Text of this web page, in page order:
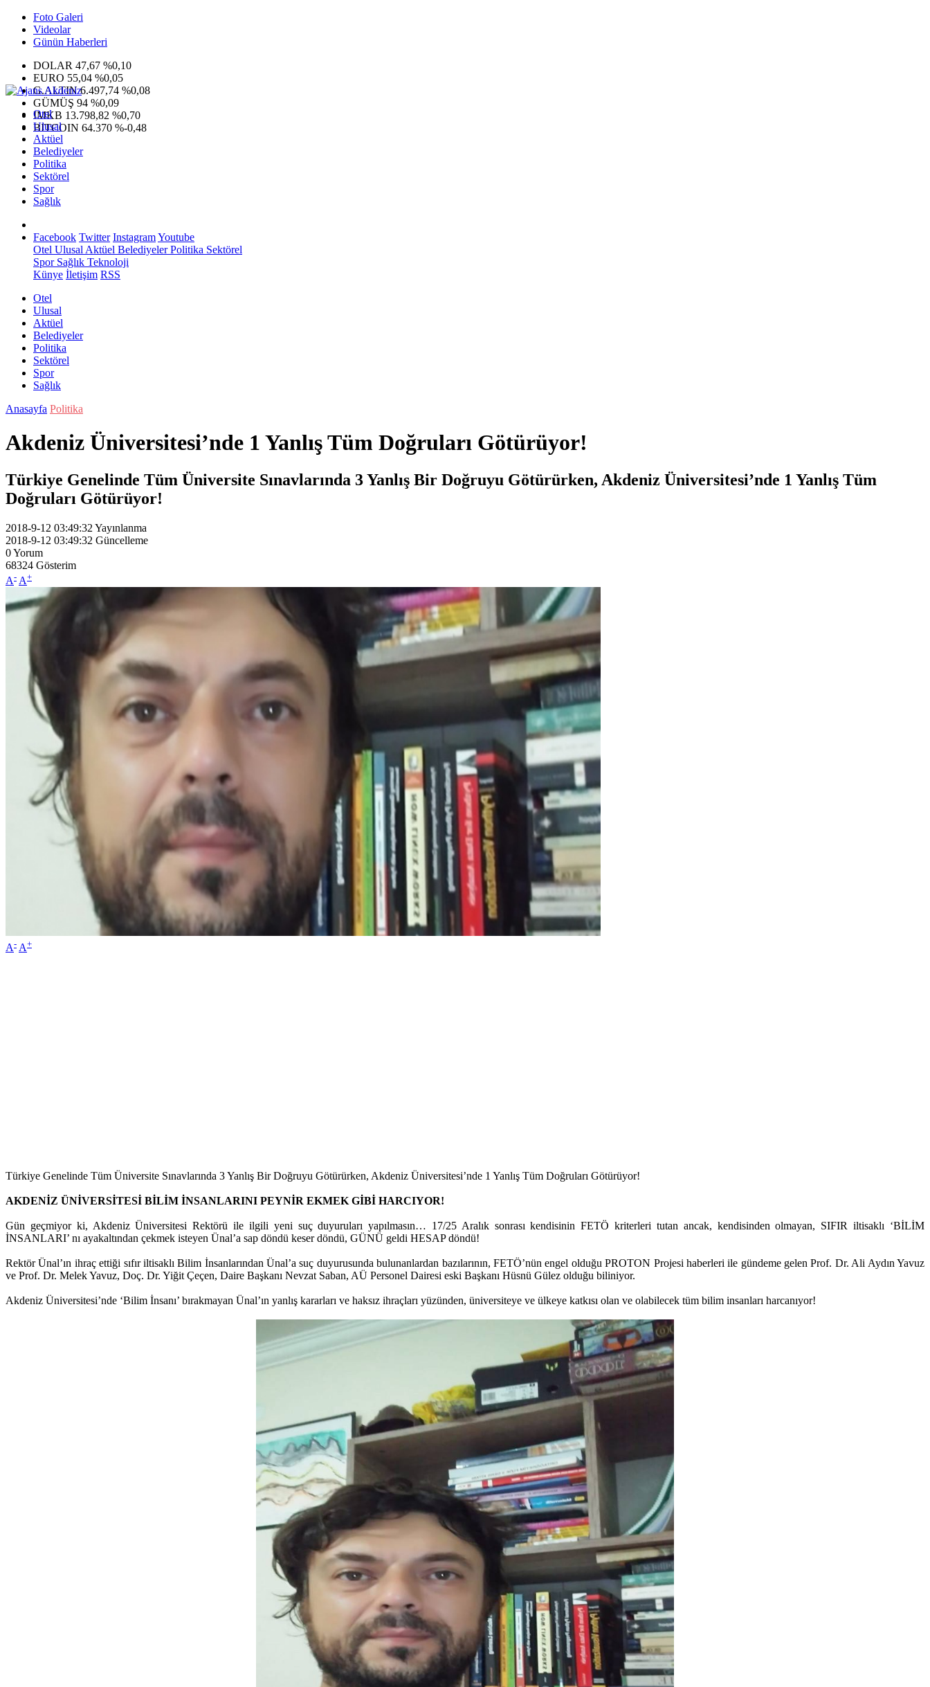
Foto Galeri
Videolar
Günün Haberleri
DOLAR 47,67 %0,10
EURO 55,04 %0,05
G.ALTIN6.497,74 %0,08
GÜMÜŞ 94 %0,09
IMKB 13.798,82 %0,70
BITCOIN 64.370 %-0,48
Otel
Ulusal
Aktüel
Belediyeler
Politika
Sektörel
Spor
Sağlık
Facebook Twitter InstagramYoutube
Otel Ulusal Aktüel BelediyelerPolitika Sektörel
SporSağlık Teknoloji
Künye İletişim RSS
Otel
Ulusal
Aktüel
Belediyeler
Politika
Sektörel
Spor
Sağlık
Anasayfa Politika
Akdeniz Üniversitesi’nde 1 Yanlış Tüm Doğruları Götürüyor!
Türkiye Genelinde Tüm Üniversite Sınavlarında 3 Yanlış Bir Doğruyu Götürürken, Akdeniz Üniversitesi’nde 1 Yanlış Tüm
Doğruları Götürüyor!
2018-9-12 03:49:32 Yayınlanma
2018-9-12 03:49:32 Güncelleme
0Yorum
68324 Gösterim
A- A+
A- A+
Türkiye Genelinde Tüm Üniversite Sınavlarında 3 Yanlış Bir Doğruyu Götürürken, Akdeniz Üniversitesi’nde 1 Yanlış Tüm Doğruları Götürüyor!
AKDENİZ ÜNİVERSİTESİ BİLİM İNSANLARINI PEYNİR EKMEK GİBİ HARCIYOR!
Gün geçmiyor ki, Akdeniz Üniversitesi Rektörü ile ilgili yeni suç duyuruları yapılmasın… 17/25 Aralık sonrası kendisinin FETÖ kriterleri tutan ancak, kendisinden olmayan, SIFIR iltisaklı ‘BİLİM
İNSANLARI’ nı ayakaltından çekmek isteyen Ünal’a sap döndü keser döndü, GÜNÜ geldi HESAP döndü!
Rektör Ünal’ın ihraç ettiği sıfır iltisaklı Bilim İnsanlarından Ünal’a suç duyurusunda bulunanlardan bazılarının, FETÖ’nün engel olduğu PROTON Projesi haberleri ile gündeme gelen Prof. Dr. Ali Aydın Yavuz
ve Prof. Dr. Melek Yavuz, Doç. Dr. Yiğit Çeçen, Daire Başkanı Nevzat Saban, AÜ Personel Dairesi eski Başkanı Hüsnü Gülez olduğu biliniyor.
Akdeniz Üniversitesi’nde ‘Bilim İnsanı’ bırakmayan Ünal’ın yanlış kararları ve haksız ihraçları yüzünden, üniversiteye ve ülkeye katkısı olan ve olabilecek tüm bilim insanları harcanıyor!